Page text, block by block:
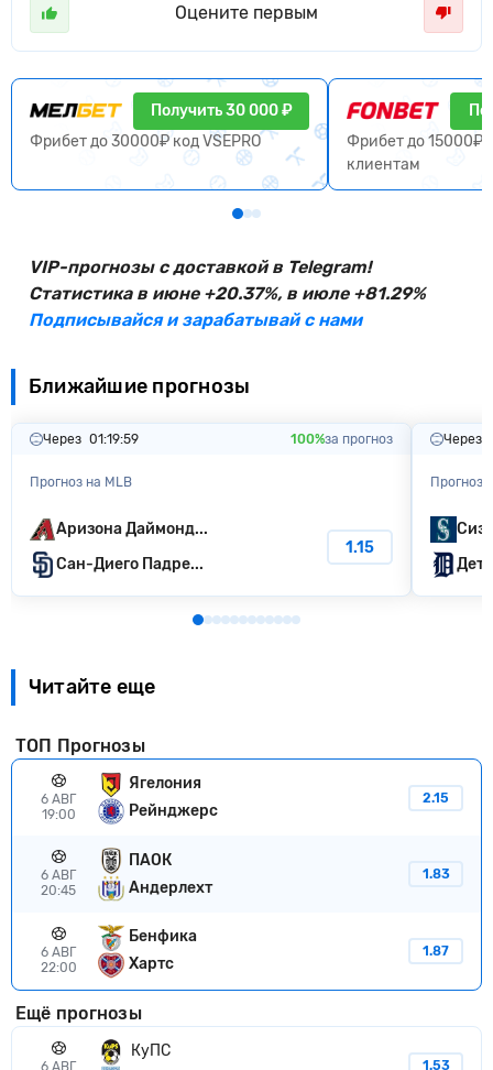
Оцените первым
Получить 30 000 ₽
Фрибет до 30000₽ код VSEPRO
Фрибет до 15000₽
клиентам
VIP-прогнозы с доставкой в Telegram!
Статистика в июне +20.37%, в июле +81.29%
Подписывайся и зарабатывай с нами
Ближайшие прогнозы
Через 01:19:58 100%за прогноз
Прогноз на MLB
Аризона Даймонд...
Сан-Диего Падре...
1.15
Через
Прогноз
Читайте еще
ТОП Прогнозы
6 АВГ
19:00
Ягелония
Рейнджерс
2.15
6 АВГ
20:45
ПАОК
Андерлехт
1.83
6 АВГ
22:00
Бенфика
Хартс
1.87
Ещё прогнозы
6 АВГ
КуПС
1.53